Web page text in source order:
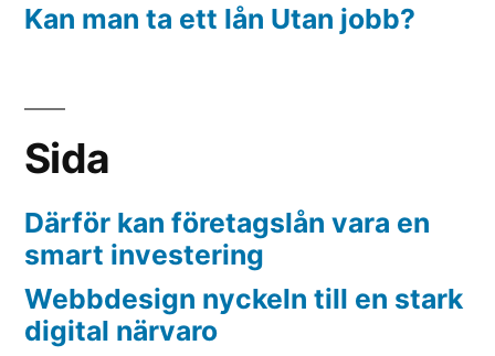
Kan man ta ett lån Utan jobb?
Sida
Därför kan företagslån vara en
smart investering
Webbdesign nyckeln till en stark
digital närvaro